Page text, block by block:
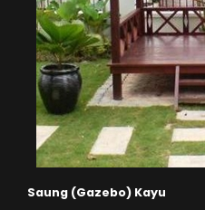
Saung (Gazebo) Kayu